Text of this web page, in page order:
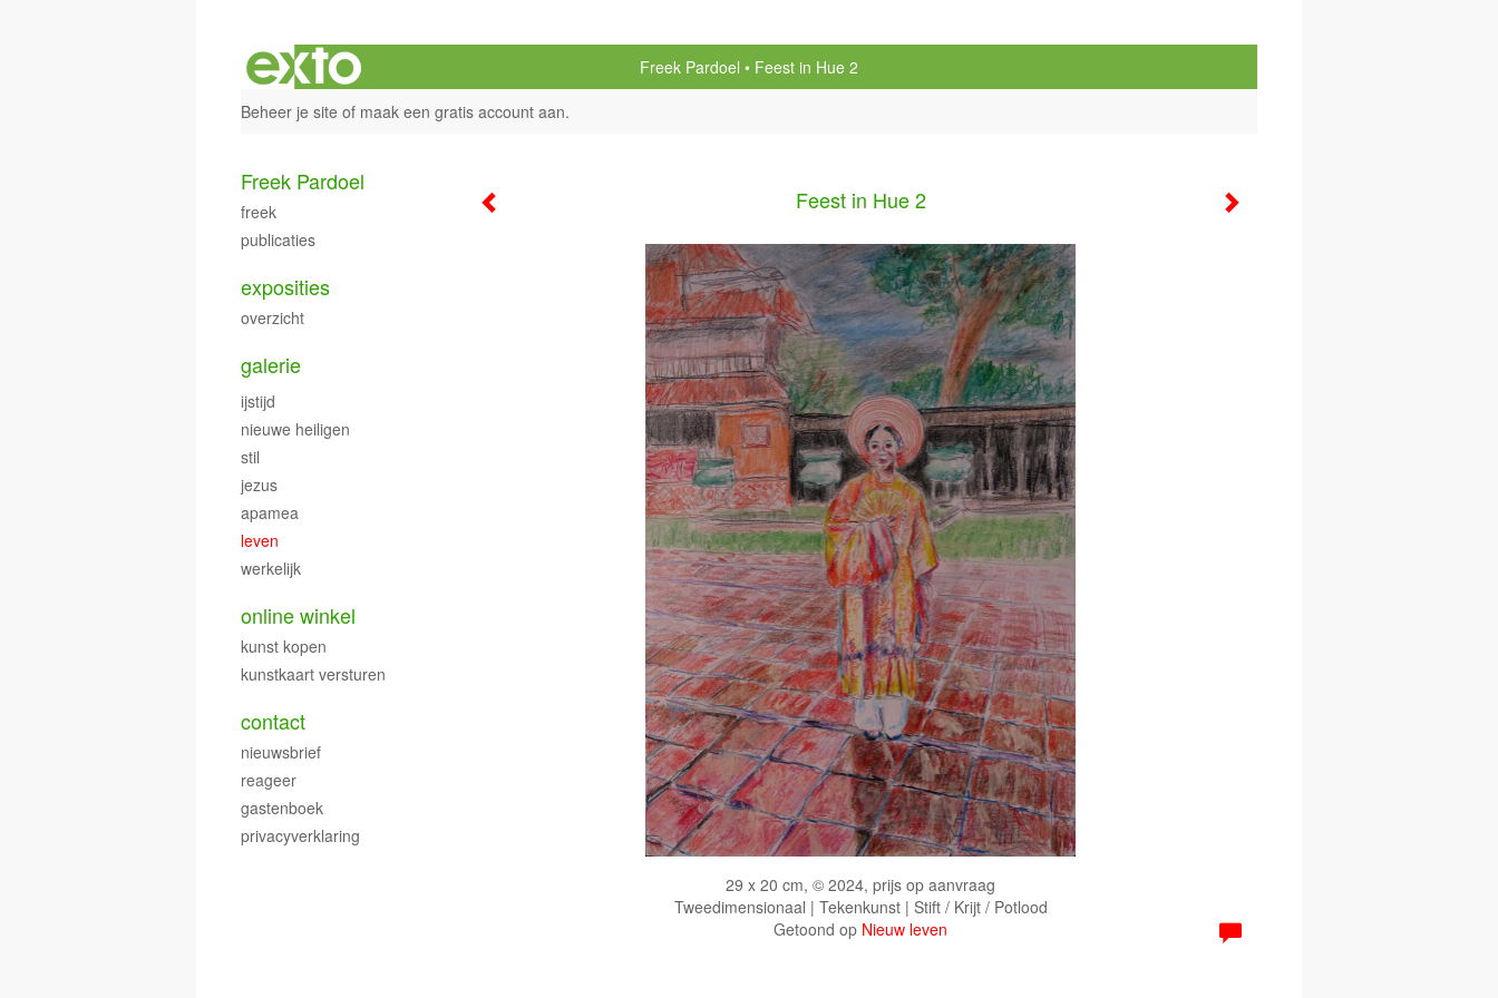
Freek Pardoel
Feest in Hue 2
Beheer je site of maak een gratis account aan.
Feest in Hue 2
29 x 20 cm, © 2024, prijs op aanvraag
Tweedimensionaal | Tekenkunst | Stift / Krijt / Potlood
Getoond op Nieuw leven
Freek Pardoel
freek
publicaties
exposities
overzicht
galerie
ijstijd
nieuwe heiligen
stil
jezus
apamea
leven
werkelijk
online winkel
kunst kopen
kunstkaart versturen
contact
nieuwsbrief
reageer
gastenboek
privacyverklaring